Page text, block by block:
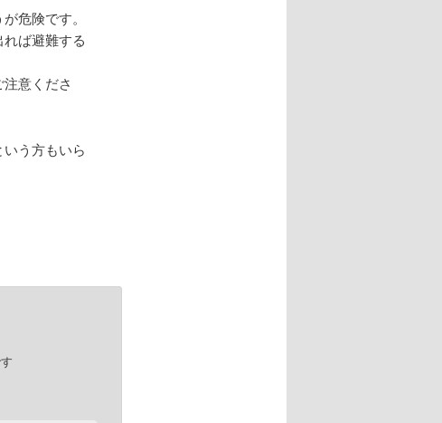
危険です。
ば避難する
意くださ
う方もいら